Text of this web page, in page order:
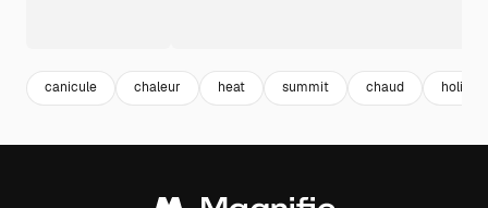
canicule chaleur heat summit chaud